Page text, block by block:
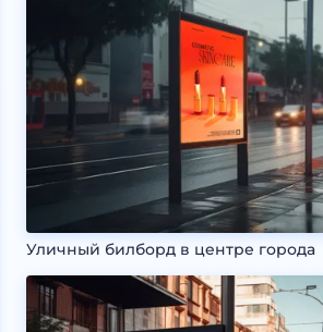
Уличный билборд в центре города